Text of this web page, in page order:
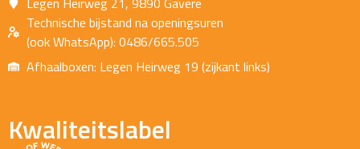
Technische bijstand na openingsuren
(ook WhatsApp): 0486/665.505
Afhaalboxen: Legen Heirweg 19 (zijkant links)
Kwaliteitslabel